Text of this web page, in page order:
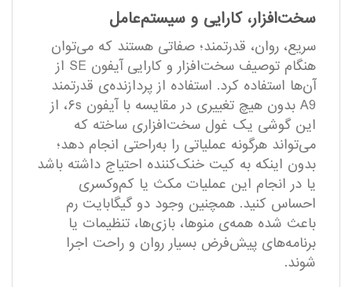
سخت‌افزار، کارایی و سیستم‌عامل
سریع، روان، قدرتمند؛ صفاتی هستند که می‌توان
هنگام توصیف سخت‌افزار و کارایی آیفون SE از
آن‌ها استفاده کرد. استفاده از پردازنده‌ی قدرتمند
A9 بدون هیچ تغییری در مقایسه با آیفون ۶s، از
این گوشی یک غول سخت‌افزاری ساخته که
می‌تواند هرگونه عملیاتی را به‌راحتی انجام دهد؛
بدون اینکه به کیت خنک‌کننده احتیاج داشته باشد
یا در انجام این عملیات مکث یا کم‌و‌کسری
احساس کنید. همچنین وجود دو گیگابایت رم
باعث شده همه‌ی منو‌ها، بازی‌ها، تنظیمات یا
برنامه‌های پیش‌فرض بسیار روان و راحت اجرا
شوند.